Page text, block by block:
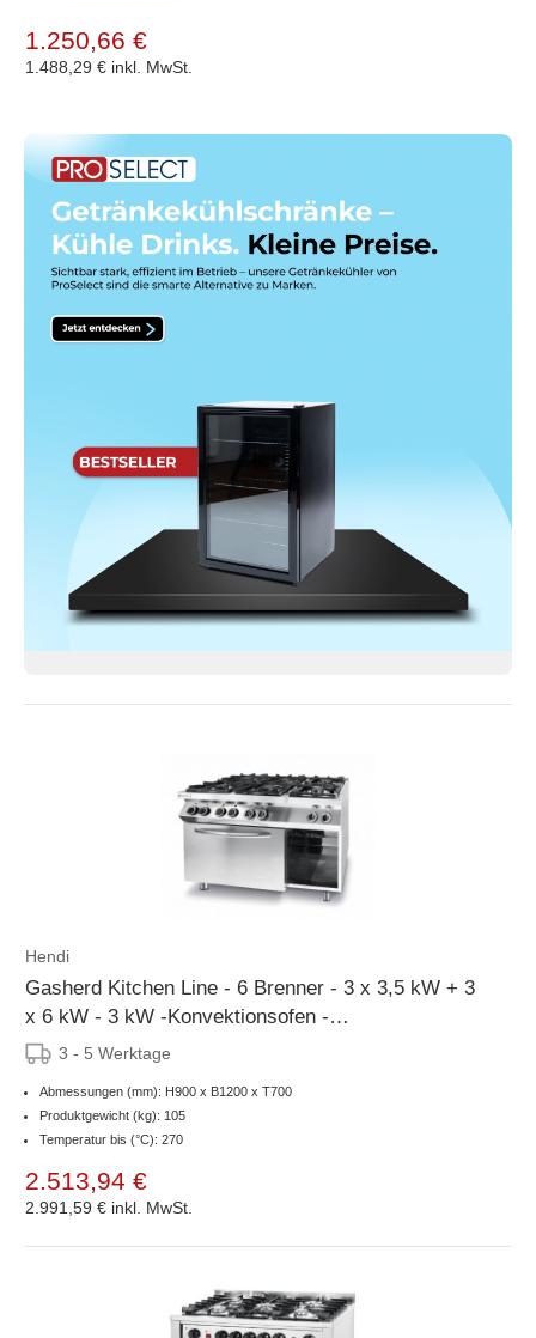
1.250,66 €
1.488,29 € inkl. MwSt.
Hendi
Gasherd Kitchen Line - 6 Brenner - 3 x 3,5 kW + 3
x 6 kW - 3 kW -Konvektionsofen -
1200x700x(h)900mm
3 - 5 Werktage
Abmessungen (mm): H900 x B1200 x T700
Produktgewicht (kg): 105
Temperatur bis (°C): 270
2.513,94 €
2.991,59 € inkl. MwSt.